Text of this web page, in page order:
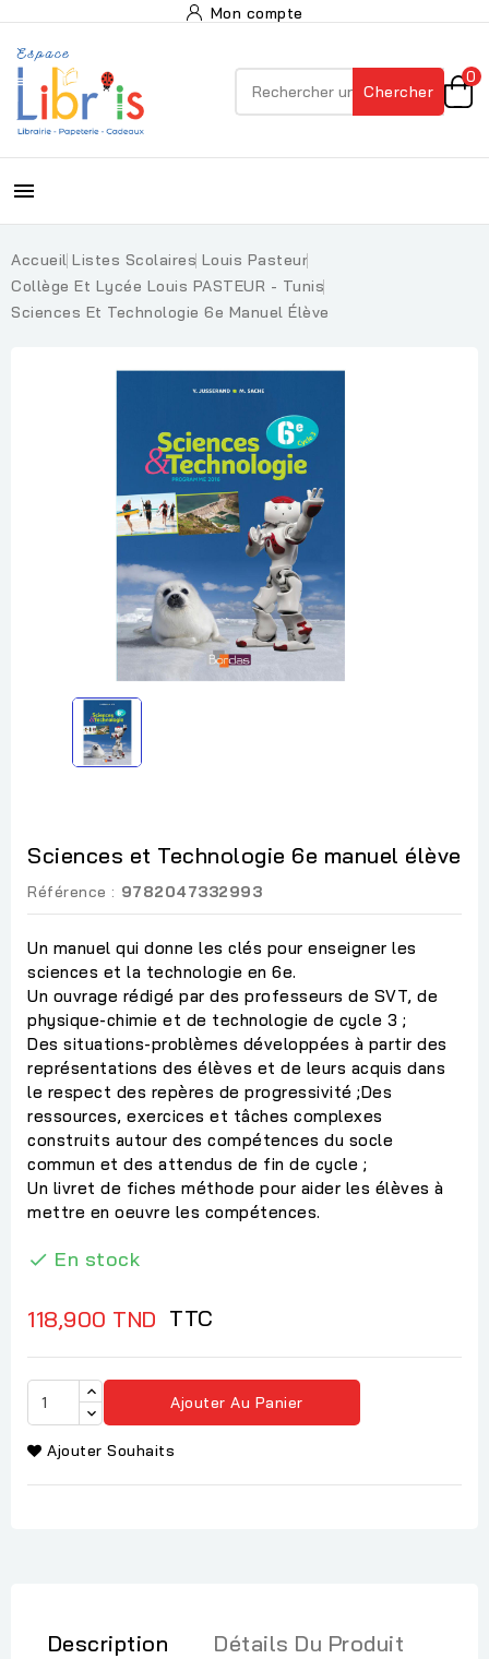
Mon compte
Chercher
0

Accueil Listes Scolaires Louis Pasteur
Collège Et Lycée Louis PASTEUR - Tunis
Sciences Et Technologie 6e Manuel Élève
Sciences et Technologie 6e manuel élève
Référence : 9782047332993
Un manuel qui donne les clés pour enseigner les
sciences et la technologie en 6e.
Un ouvrage rédigé par des professeurs de SVT, de
physique-chimie et de technologie de cycle 3 ;
Des situations-problèmes développées à partir des
représentations des élèves et de leurs acquis dans
le respect des repères de progressivité ;Des
ressources, exercices et tâches complexes
construits autour des compétences du socle
commun et des attendus de fin de cycle ;
Un livret de fiches méthode pour aider les élèves à
mettre en oeuvre les compétences.
 En stock
118,900 TND TTC
Ajouter Au Panier
Ajouter Souhaits
Description Détails Du Produit